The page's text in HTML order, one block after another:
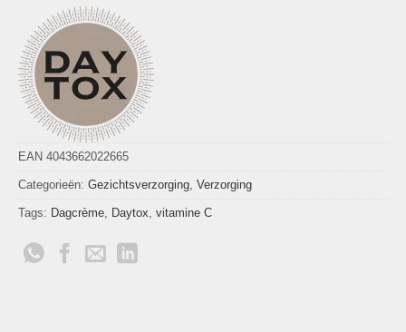
EAN 4043662022665
Categorieën: Gezichtsverzorging, Verzorging
Tags: Dagcrème, Daytox, vitamine C